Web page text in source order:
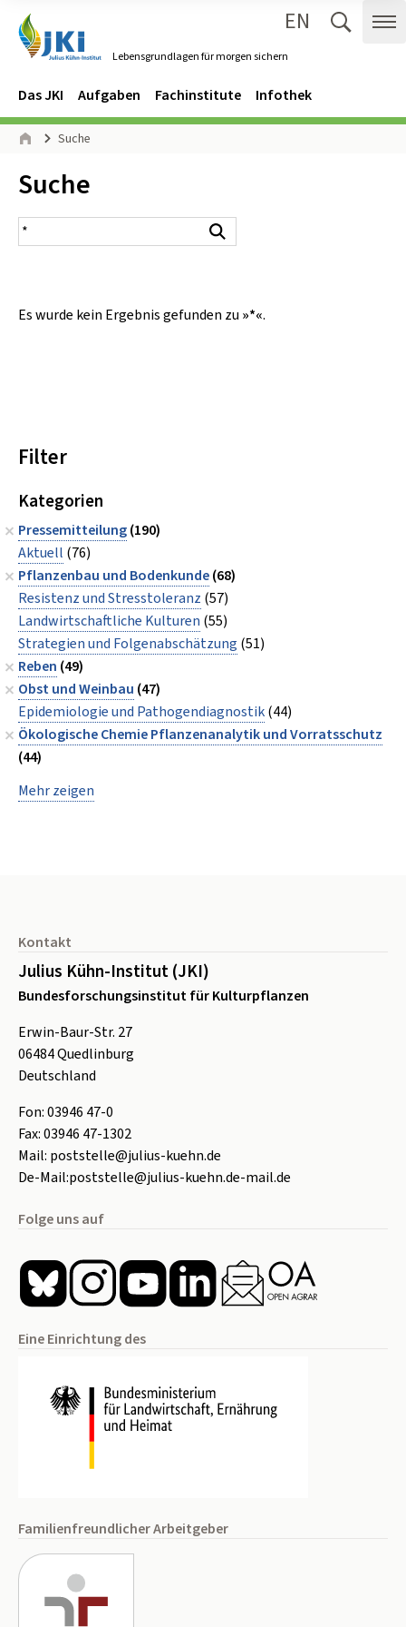
Lebensgrundlagen für morgen sichern
EN
Navigation
Hauptmenü
Das JKI Aufgaben Fachinstitute Infothek
Seitenpfad
Suche
Inhalt:
Suche
Suchergebnis
Es wurde kein Ergebnis gefunden zu »*«.
Filter
Kategorien
Pressemitteilung(190)
Aktuell (76)
Pflanzenbau und Bodenkunde(68)
Resistenz und Stresstoleranz (57)
Landwirtschaftliche Kulturen (55)
Strategien und Folgenabschätzung (51)
Reben (49)
Obst und Weinbau (47)
Epidemiologie und Pathogendiagnostik(44)
Ökologische Chemie Pflanzenanalytik und Vorratsschutz
(44)
Mehr zeigen
Kontakt
Julius Kühn-Institut (JKI)
Bundesforschungsinstitut für Kulturpflanzen
Erwin-Baur-Str. 27
06484Quedlinburg
Deutschland
Fon:03946 47-0
Fax:03946 47-1302
Mail: poststelle@julius-kuehn.de
De-Mail:poststelle@julius-kuehn.de-mail.de
Folge uns auf
Eine Einrichtung des
Familienfreundlicher Arbeitgeber